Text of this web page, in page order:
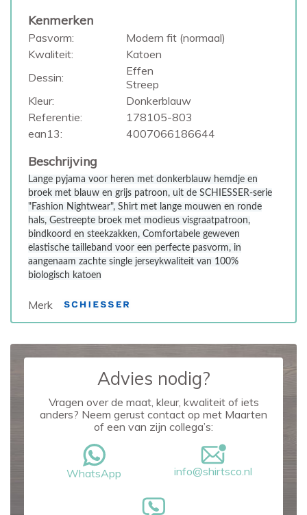
Kenmerken
Pasvorm:
Modern fit (normaal)
Kwaliteit:
Katoen
Dessin:
Effen
Streep
Kleur:
Donkerblauw
Referentie:
178105-803
ean13:
4007066186644
Beschrijving
Lange pyjama voor heren met donkerblauw hemdje en
broek met blauw en grijs patroon, uit de SCHIESSER-serie
"Fashion Nightwear", Shirt met lange mouwen en ronde
hals, Gestreepte broek met modieus visgraatpatroon,
bindkoord en steekzakken, Comfortabele geweven
elastische tailleband voor een perfecte pasvorm, in
aangenaam zachte single jerseykwaliteit van 100%
biologisch katoen
Merk
Advies nodig?
Vragen over de maat, kleur, kwaliteit of iets
anders? Neem gerust contact op met Maarten
of een van zijn collega’s:
WhatsApp info@shirtsco.nl